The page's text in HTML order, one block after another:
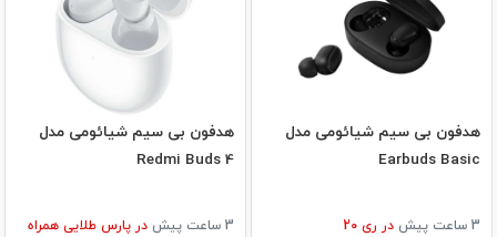
هدفون بی‌ سیم شیائومی مدل
Earbuds Basic
3 ساعت پیش در ری 20
هدفون بی سیم شیائومی مدل
Redmi Buds 4
3 ساعت پیش در پارس طلایی همراه